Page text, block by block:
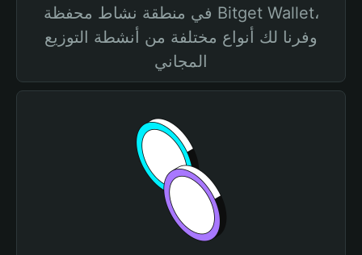
في منطقة نشاط محفظة Bitget Wallet،
وفرنا لك أنواع مختلفة من أنشطة التوزيع
المجاني